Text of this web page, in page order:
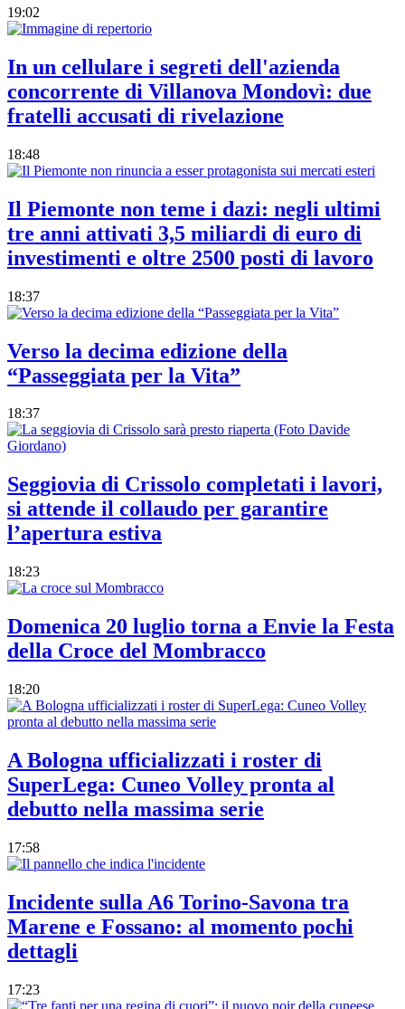
19:02
In un cellulare i segreti dell'azienda
concorrente di Villanova Mondovì: due
fratelli accusati di rivelazione
18:48
Il Piemonte non teme i dazi: negli ultimi
tre anni attivati 3,5 miliardi di euro di
investimenti e oltre 2500 posti di lavoro
18:37
Verso la decima edizione della
“Passeggiata per la Vita”
18:37
Seggiovia di Crissolo completati i lavori,
si attende il collaudo per garantire
l’apertura estiva
18:23
Domenica 20 luglio torna a Envie la Festa
della Croce del Mombracco
18:20
A Bologna ufficializzati i roster di
SuperLega: Cuneo Volley pronta al
debutto nella massima serie
17:58
Incidente sulla A6 Torino-Savona tra
Marene e Fossano: al momento pochi
dettagli
17:23